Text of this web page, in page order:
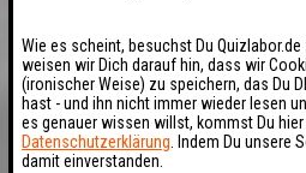
Wie es scheint, besuchst Du Quizlabor.de
weisen wir Dich darauf hin, dass wir
(ironischer Weise) zu speichern, das Du
hast - und ihn nicht immer wieder lesen
es genauer wissen willst, kommst Du
Datenschutzerklärung . Indem Du unsere
damit einverstanden.